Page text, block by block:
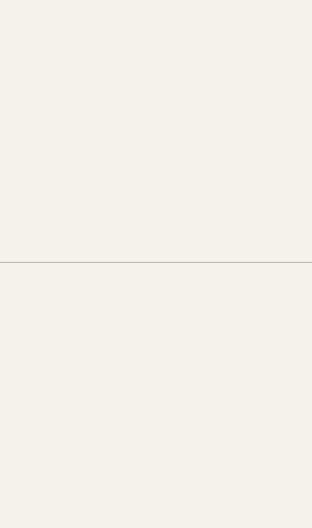
幅75cm・扉タイプ 幅45cm・チェストタイプ